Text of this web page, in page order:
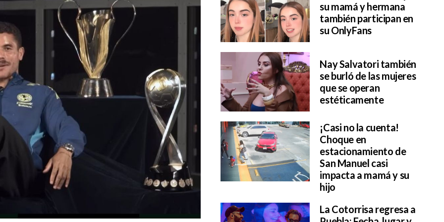
su mamá y hermana
también participan en
su OnlyFans
Nay Salvatori también
se burló de las mujeres
que se operan
estéticamente
¡Casi no la cuenta!
Choque en
estacionamiento de
San Manuel casi
impacta a mamá y su
hijo
La Cotorrisa regresa a